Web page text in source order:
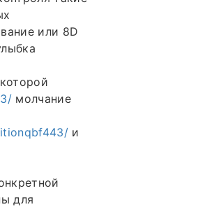
или 8D
молчание
и
для